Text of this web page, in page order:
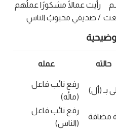
رأيت عمالًا مشكورًا عملُهم
/ صديقي محبوبُ الناسِ
حالته عمله
بـ (أل)
رفع نائب فاعل
(مالُه)
مضافة
رفع نائب فاعل
(الناس)